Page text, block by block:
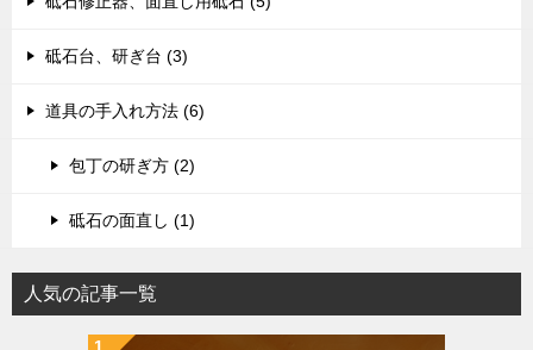
砥石台、研ぎ台 (3)
道具の手入れ方法 (6)
包丁の研ぎ方 (2)
砥石の面直し (1)
人気の記事一覧